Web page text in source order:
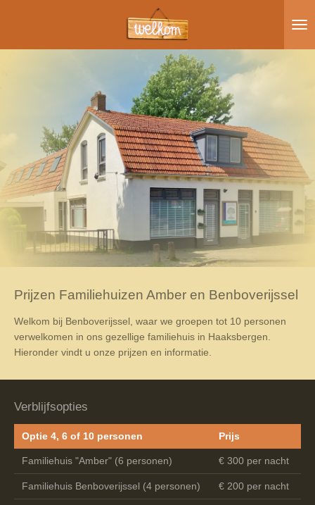
Prijzen Familiehuizen Amber en Benboverijssel
Welkom bij Benboverijssel, waar we groepen tot 10 personen
verwelkomen in ons gezellige familiehuis in Haaksbergen.
Hieronder vindt u onze prijzen en informatie.
Verblijfsopties
Optie 4, 6 of 10 personen Prijs
Familiehuis "Amber" (6 personen) € 300 per nacht
Familiehuis Benboverijssel (4 personen) € 200 per nacht